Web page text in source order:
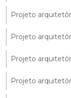
Projeto
Projeto
Projeto
Projeto